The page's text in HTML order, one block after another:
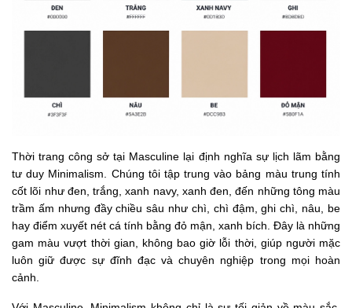
Thời trang công sở tại Masculine lại định nghĩa sự lịch lãm bằng
tư duy Minimalism. Chúng tôi tập trung vào bảng màu trung tính
cốt lõi như đen, trắng, xanh navy, xanh đen, đến những tông màu
trầm ấm nhưng đầy chiều sâu như chì, chì đậm, ghi chì, nâu, be
hay điểm xuyết nét cá tính bằng đỏ mận, xanh bích. Đây là những
gam màu vượt thời gian, không bao giờ lỗi thời, giúp người mặc
luôn giữ được sự đĩnh đạc và chuyên nghiệp trong mọi hoàn
cảnh.